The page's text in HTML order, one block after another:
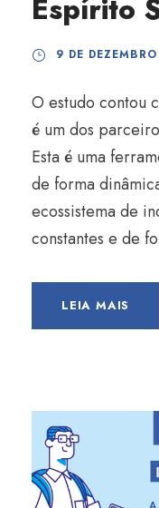
Espírito
9 DE
O estudo contou
é um dos
Esta é uma
de forma
ecossistema de
constantes e de
LEIA MAIS